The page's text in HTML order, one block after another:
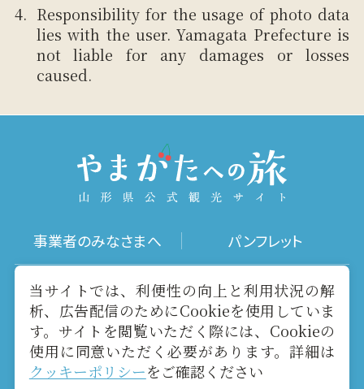
Responsibility for the usage of photo data
lies with the user. Yamagata Prefecture is
not liable for any damages or losses
caused.
事業者のみなさまへ パンフレット
写真ダウンロード 動画ギャラリー
お役立ちリンク 当サイトについて
メールマガジン お問い合わせ
当サイトでは、利便性の向上と利用状況の解
析、広告配信のためにCookieを使用していま
す。サイトを閲覧いただく際には、Cookieの
使用に同意いただく必要があります。詳細は
クッキーポリシーをご確認ください